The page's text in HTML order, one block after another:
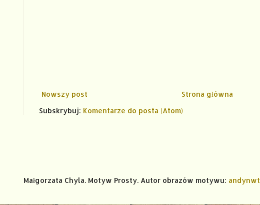
Nowszy post
Strona główna
Subskrybuj: Komentarze do posta (Atom)
Małgorzata Chyla. Motyw Prosty. Autor obrazów motywu: andynwt